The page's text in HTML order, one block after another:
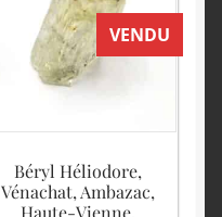
VENDU
Béryl Héliodore,
Vénachat, Ambazac,
Haute-Vienne,